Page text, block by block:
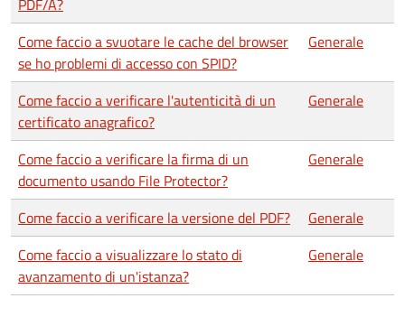
PDF/A?
Come faccio a svuotare le cache del browser
se ho problemi di accesso con SPID?
Generale
Come faccio a verificare l'autenticità di un
certificato anagrafico?
Generale
Come faccio a verificare la firma di un
documento usando File Protector?
Generale
Come faccio a verificare la versione del PDF?
Generale
Come faccio a visualizzare lo stato di
avanzamento di un'istanza?
Generale